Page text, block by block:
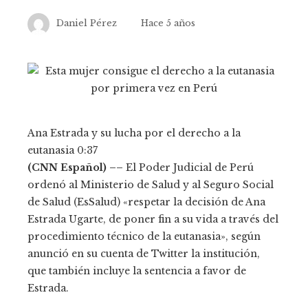
Daniel Pérez Hace 5 años
Ana Estrada y su lucha por el derecho a la
eutanasia 0:37
(CNN Español) –– El Poder Judicial de Perú
ordenó al Ministerio de Salud y al Seguro Social
de Salud (EsSalud) «respetar la decisión de Ana
Estrada Ugarte, de poner fin a su vida a través del
procedimiento técnico de la eutanasia», según
anunció en su cuenta de Twitter la institución,
que también incluye la sentencia a favor de
Estrada.